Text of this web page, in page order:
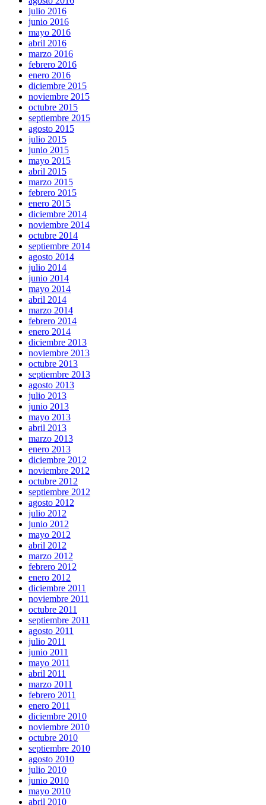
julio 2016
junio 2016
mayo 2016
abril 2016
marzo 2016
febrero 2016
enero 2016
diciembre 2015
noviembre 2015
octubre 2015
septiembre 2015
agosto 2015
julio 2015
junio 2015
mayo 2015
abril 2015
marzo 2015
febrero 2015
enero 2015
diciembre 2014
noviembre 2014
octubre 2014
septiembre 2014
agosto 2014
julio 2014
junio 2014
mayo 2014
abril 2014
marzo 2014
febrero 2014
enero 2014
diciembre 2013
noviembre 2013
octubre 2013
septiembre 2013
agosto 2013
julio 2013
junio 2013
mayo 2013
abril 2013
marzo 2013
enero 2013
diciembre 2012
noviembre 2012
octubre 2012
septiembre 2012
agosto 2012
julio 2012
junio 2012
mayo 2012
abril 2012
marzo 2012
febrero 2012
enero 2012
diciembre 2011
noviembre 2011
octubre 2011
septiembre 2011
agosto 2011
julio 2011
junio 2011
mayo 2011
abril 2011
marzo 2011
febrero 2011
enero 2011
diciembre 2010
noviembre 2010
octubre 2010
septiembre 2010
agosto 2010
julio 2010
junio 2010
mayo 2010
abril 2010